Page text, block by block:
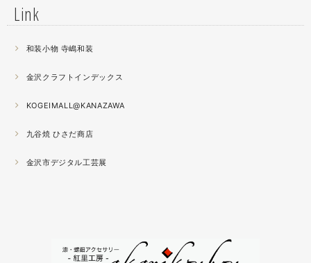
薄く作らねば。。。パキッとやってしまったときの悲しさ
秋の催事シーズンに向けてまた木地を作り始めました。
2021.04
いの桜が満開になりました。
で石川県地場産業振興センター本館１階にて開催です。石
川県内で活動する５０歳未満の作り手６０人による展示会
Link
和装小物 寺嶋和装
金沢クラフトインデックス
KOGEIMALL@KANAZAWA
九谷焼 ひさだ商店
金沢市デジタル工芸展